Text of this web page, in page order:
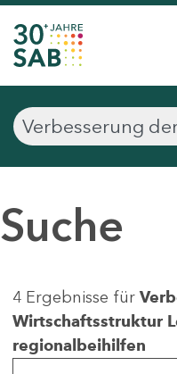
Suche
4 Ergebnisse für
Wirtschaftsstruktur
regionalbeihilfen